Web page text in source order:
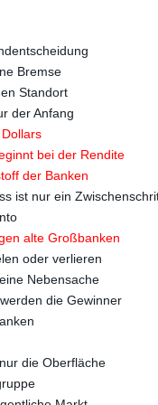
Bremse
Standort
der Anfang
bei der Rendite
der Banken
ist nur ein
alte Großbanken
oder verlieren
Nebensache
die Gewinner
die Oberfläche